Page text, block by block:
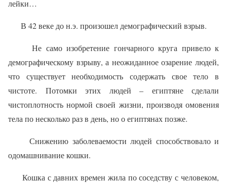
лейки…
В 42 веке до н.э. произошел демографический взрыв.
Не само изобретение гончарного круга привело к
демографическому взрыву, а неожиданное озарение людей,
что существует необходимость содержать свое тело в
чистоте. Потомки этих людей – египтяне сделали
чистоплотность нормой своей жизни, производя омовения
тела по несколько раз в день, но о египтянах позже.
Снижению заболеваемости людей способствовало и
одомашнивание кошки.
Кошка с давних времен жила по соседству с человеком,